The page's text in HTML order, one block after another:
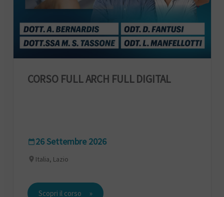
CORSO FULL ARCH FULL DIGITAL
26 Settembre 2026
Italia, Lazio
Scopri il corso